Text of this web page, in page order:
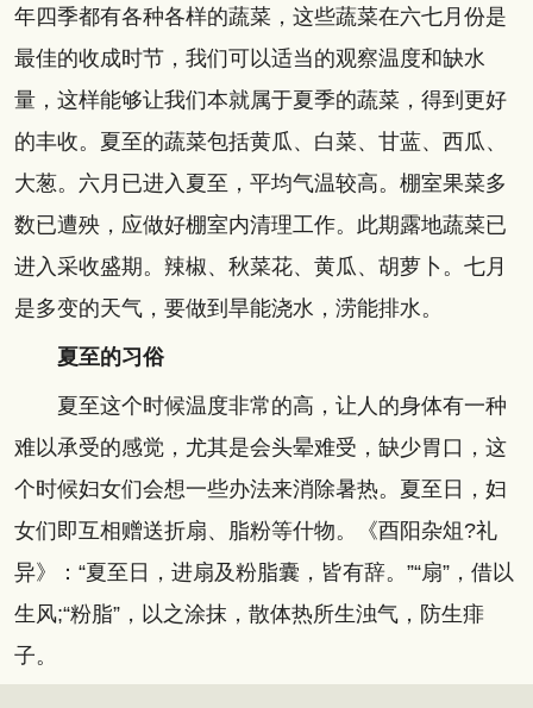
年四季都有各种各样的蔬菜，这些蔬菜在六七月份是
最佳的收成时节，我们可以适当的观察温度和缺水
量，这样能够让我们本就属于夏季的蔬菜，得到更好
的丰收。夏至的蔬菜包括黄瓜、白菜、甘蓝、西瓜、
大葱。六月已进入夏至，平均气温较高。棚室果菜多
数已遭殃，应做好棚室内清理工作。此期露地蔬菜已
进入采收盛期。辣椒、秋菜花、黄瓜、胡萝卜。七月
是多变的天气，要做到旱能浇水，涝能排水。
夏至的习俗
夏至这个时候温度非常的高，让人的身体有一种
难以承受的感觉，尤其是会头晕难受，缺少胃口，这
个时候妇女们会想一些办法来消除暑热。夏至日，妇
女们即互相赠送折扇、脂粉等什物。《酉阳杂俎?礼
异》：“夏至日，进扇及粉脂囊，皆有辞。”“扇”，借以
生风;“粉脂”，以之涂抹，散体热所生浊气，防生痱
子。